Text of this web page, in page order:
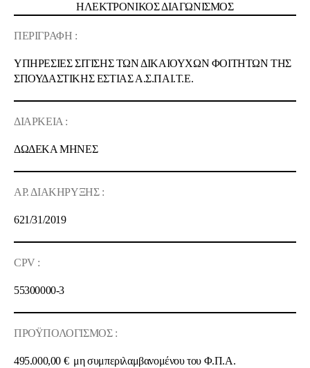
ΗΛΕΚΤΡΟΝΙΚΟΣ ΔΙΑΓΩΝΙΣΜΟΣ
ΠΕΡΙΓΡΑΦΗ :
ΥΠΗΡΕΣΙΕΣ ΣΙΤΙΣΗΣ ΤΩΝ ΔΙΚΑΙΟΥΧΩΝ ΦΟΙΤΗΤΩΝ ΤΗΣ
ΣΠΟΥΔΑΣΤΙΚΗΣ ΕΣΤΙΑΣ Α.Σ.ΠΑΙ.Τ.Ε.
ΔΙΑΡΚΕΙΑ :
ΔΩΔΕΚΑ ΜΗΝΕΣ
ΑΡ. ΔΙΑΚΗΡΥΞΗΣ :
621/31/2019
CPV :
55300000-3
ΠΡΟΫΠΟΛΟΓΙΣΜΟΣ :
495.000,00 € μη συμπεριλαμβανομένου του Φ.Π.Α.